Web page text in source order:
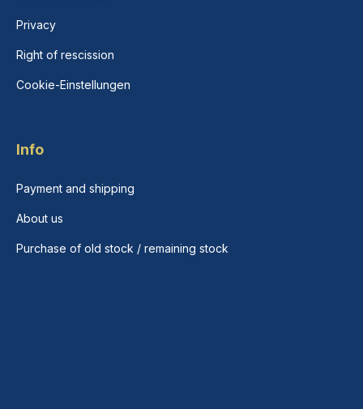
Privacy
Right of rescission
Cookie-Einstellungen
Info
Payment and shipping
About us
Purchase of old stock / remaining stock